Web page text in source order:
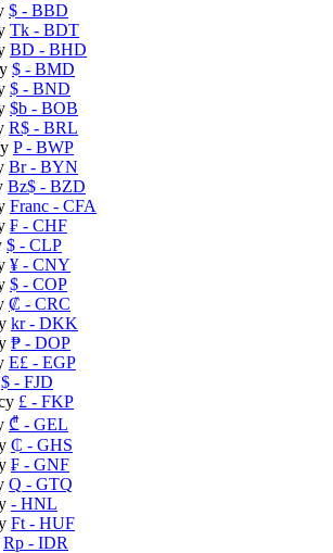
$ - BBD
Tk - BDT
BD - BHD
$ - BMD
$ - BND
$b - BOB
R$ - BRL
P- BWP
Br- BYN
Bz$ - BZD
Franc - CFA
₣ - CHF
$ - CLP
¥ - CNY
$ - COP
₡ - CRC
kr- DKK
₱ - DOP
E£ - EGP
$ - FJD
£ - FKP
₾ - GEL
₵ - GHS
₣ - GNF
Q - GTQ
- HNL
Ft - HUF
Rp - IDR